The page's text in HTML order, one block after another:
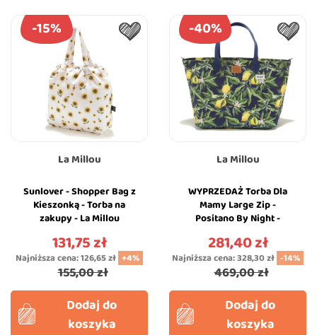
La Millou
Sunlover - Shopper Bag z
Kieszonką - Torba na
zakupy - La Millou
Cena
131,75 zł
Najniższa cena:126,65 zł +4%
155,00 zł
-15%
Dodaj do
koszyka
La Millou
WYPRZEDAŻ Torba Dla
Mamy Large Zip -
Positano By Night -
Feeria
Cena
281,40 zł
Najniższa cena:328,30 zł -14%
469,00 zł
-40%
Dodaj do
koszyka